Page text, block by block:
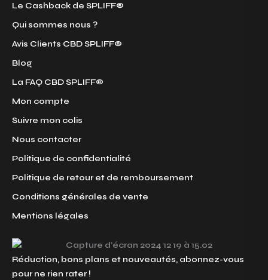
Le Cashback de SPLIFF®
Qui sommes nous ?
Avis Clients CBD SPLIFF®
Blog
La FAQ CBD SPLIFF®
Mon compte
Suivre mon colis
Nous contacter
Politique de confidentialité
Politique de retour et de remboursement
Conditions générales de vente
Mentions légales
Réduction, bons plans et nouveautés, abonnez-vous
pour ne rien rater !